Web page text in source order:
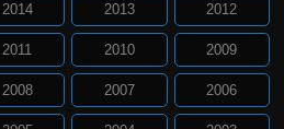
2014 2013 2012
2011 2010 2009
2008 2007 2006